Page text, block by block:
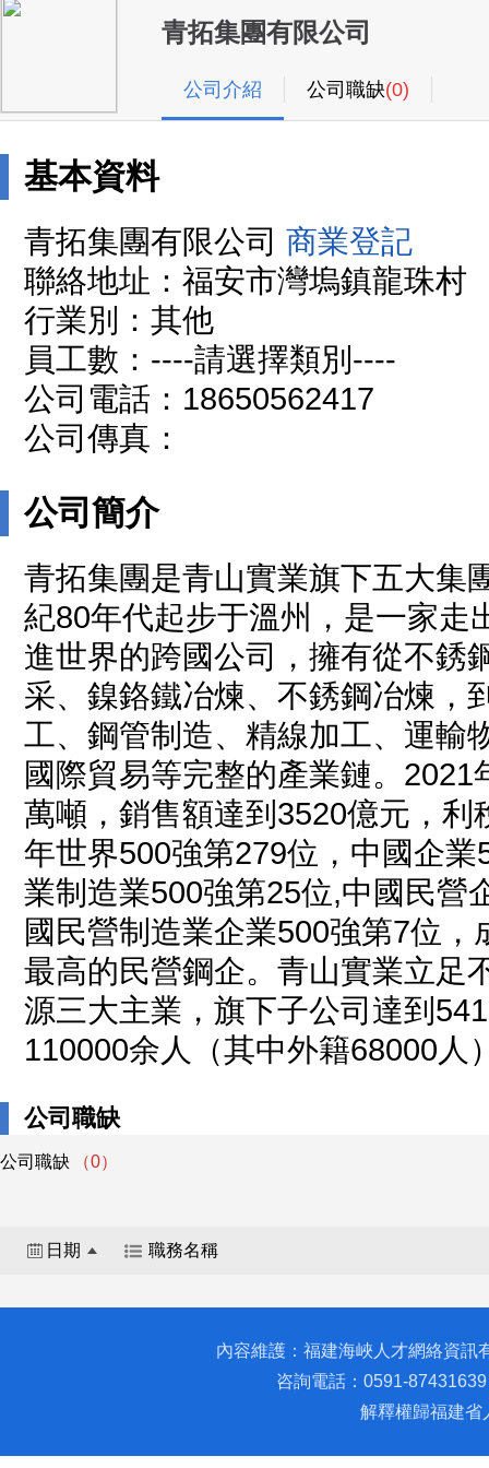
青拓集團有限公司
公司介紹 公司職缺(0)
基本資料
青拓集團有限公司 商業登記
聯絡地址：福安市灣塢鎮龍珠村
行業別：其他
員工數：----請選擇類別----
公司電話：18650562417
公司傳真：
公司簡介
青拓集團是青山實業旗下五大集
紀80年代起步于溫州，是一家走
進世界的跨國公司，擁有從不銹
采、鎳鉻鐵冶煉、不銹鋼冶煉，
工、鋼管制造、精線加工、運輸
國際貿易等完整的產業鏈。2021
萬噸，銷售額達到3520億元，利
年世界500強第279位，中國企
業制造業500強第25位,中國民營
國民營制造業企業500強第7位，
最高的民營鋼企。青山實業立足
源三大主業，旗下子公司達到
110000余人（其中外籍68000人
公司職缺
公司職缺 （0）
日期 職務名稱
內容維護：福建海峽人才網絡資
咨詢電話：0591-
解釋權歸福建省